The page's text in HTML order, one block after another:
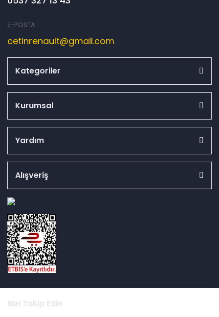
E-POSTA
cetinrenault@gmail.com
Kategoriler
Kurumsal
Yardım
Alışveriş
Bizi Takip Edin